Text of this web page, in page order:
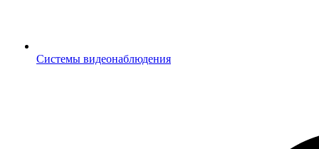
Системы видеонаблюдения